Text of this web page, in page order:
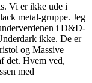
Vi er ikke ude i
metal-gruppe. Jeg
i D&D-
ikke. De er
og Massive
det. Hvem ved,
med